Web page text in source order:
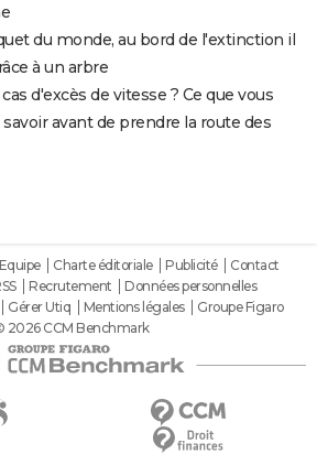
du monde, au bord de l'extinction il
à un arbre
d'excès de vitesse ? Ce que vous
avant de prendre la route des
Equipe Charte éditoriale Publicité
Contact
Recrutement
Données personnelles
Gérer Utiq Mentions légales
Groupe Figaro
2026 CCM Benchmark